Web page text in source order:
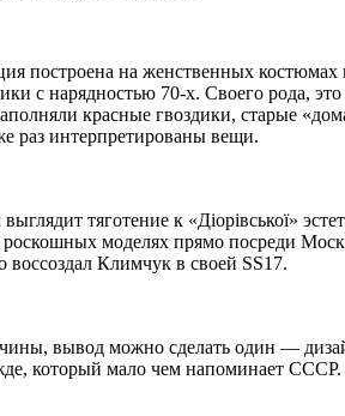
построена на женственных
с нарядностью 70-х. Своего рода,
красные гвоздики, старые
раз интерпретированы вещи.
тяготение к «Діорівської»
моделях прямо посреди
воссоздал Климчук в своей SS17.
вывод можно сделать один —
который мало чем напоминает СССР.